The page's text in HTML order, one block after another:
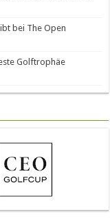
bei The Open
Golftrophäe